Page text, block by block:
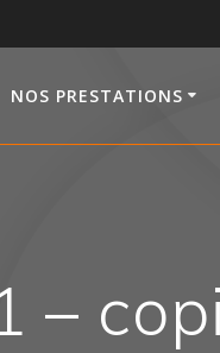
NOS PRESTATIONS
–